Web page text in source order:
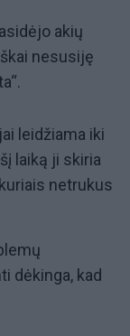
akių
nesusiję
leidžiama iki
laiką ji skiria
netrukus
dėkinga, kad